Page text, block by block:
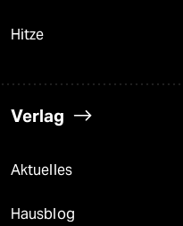
Hitze
Verlag
Aktuelles
Hausblog